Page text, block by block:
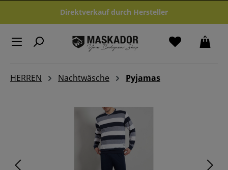
Zum Hauptinhalt springenDirektverkauf durch Hersteller
HERREN Nachtwäsche Pyjamas